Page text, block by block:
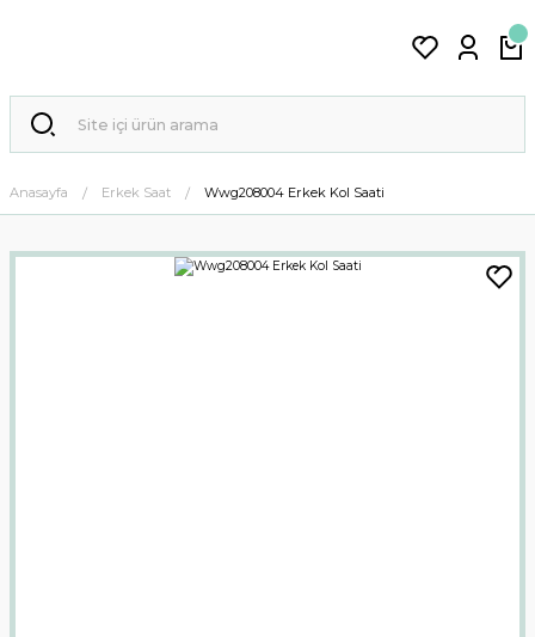
Anasayfa Erkek Saat Wwg208004 Erkek Kol Saati